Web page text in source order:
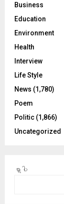
Business
Education
Environment
Health
Interview
Life Style
News (1,780)
Poem
Politic (1,866)
Uncategorized
ရှာပါ